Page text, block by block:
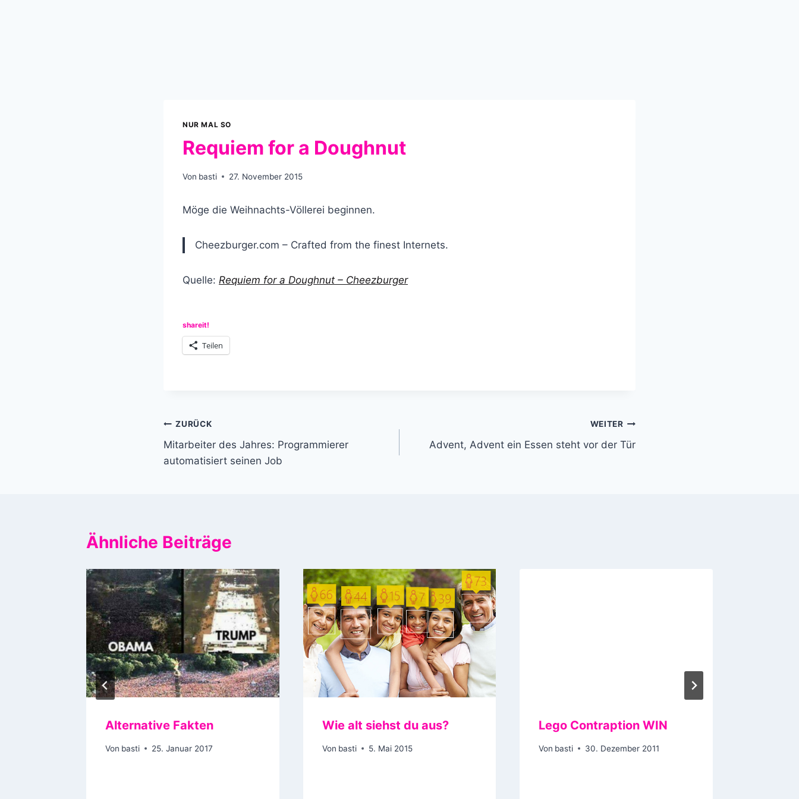
NUR MAL SO
Requiem for a Doughnut
Von basti 27. November 2015
Möge die Weihnachts-Völlerei beginnen.
Cheezburger.com – Crafted from the finest Internets.
Quelle: Requiem for a Doughnut – Cheezburger
shareit!
Teilen
Beitragsnavigation
ZURÜCK
Mitarbeiter des Jahres: Programmierer
automatisiert seinen Job
WEITER
Advent, Advent ein Essen steht vor der Tür
Ähnliche Beiträge
Alternative Fakten
Von basti 25. Januar 2017
Wie alt siehst du aus?
Von basti 5. Mai 2015
Lego Contraption WIN
Von basti 30. Dezember 2011